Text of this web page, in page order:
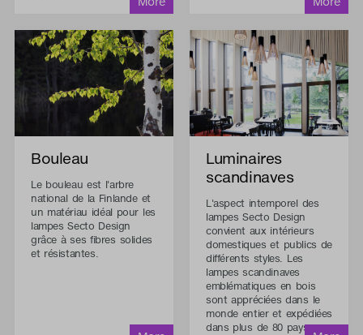
Bouleau
Le bouleau est l'arbre
national de la Finlande et
un matériau idéal pour les
lampes Secto Design
grâce à ses fibres solides
et résistantes.
Luminaires
scandinaves
L'aspect intemporel des
lampes Secto Design
convient aux intérieurs
domestiques et publics de
différents styles. Les
lampes scandinaves
emblématiques en bois
sont appréciées dans le
monde entier et expédiées
dans plus de 80 pays.